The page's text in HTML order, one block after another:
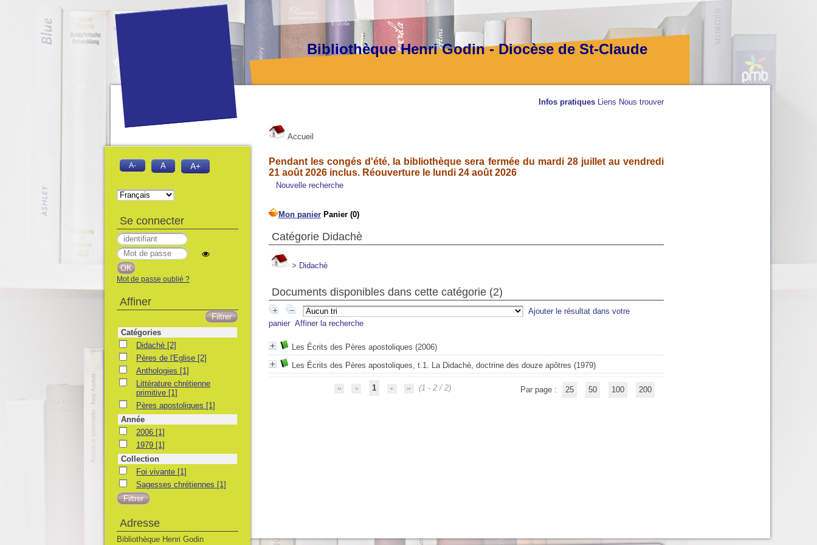
Infos pratiques Liens Nous trouver
Accueil
Pendant les congés d'été, la bibliothèque sera fermée du mardi 28 juillet au vendredi
21 août 2026 inclus. Réouverture le lundi 24 août 2026
Nouvelle recherche
Catégorie Didachè
> Didachè
Documents disponibles dans cette catégorie (2)
Ajouter le résultat dans votre
panier Affiner la recherche
Les Écrits des Pères apostoliques (2006)
Les Écrits des Pères apostoliques, t.1. La Didachè, doctrine des douze apôtres (1979)
1 (1 - 2 / 2) Par page : 25 50 100 200
Bibliothèque Henri Godin - Diocèse de St-Claude
A- A A+
Se connecter
Mot de passe oublié ?
Affiner
Catégories
DidachèDidachè [2]
Pères de l'Eglise
Pères de l'Eglise [2]
Anthologies
Anthologies [1]
Littérature chrétienne primitive
Littérature chrétienne
primitive [1]
Pères apostoliques
Pères apostoliques [1]
Année
2006 2006 [1]
1979 1979 [1]
Collection
Foi vivante
Foi vivante [1]
Sagesses chrétiennes
Sagesses chrétiennes [1]
Adresse
Bibliothèque Henri Godin